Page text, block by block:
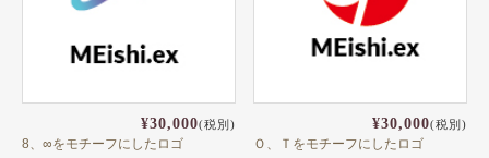
介護福祉
健康
教育
¥30,000(税別)
8、∞をモチーフにしたロゴ
¥30,000(税別)
Ｏ、Ｔをモチーフにしたロゴ